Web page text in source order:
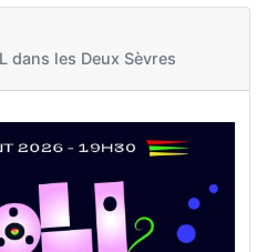
dans les Deux Sèvres